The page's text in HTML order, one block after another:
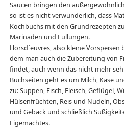
Saucen bringen den
so ist es nicht verwunderlich, dass
Kochbuchs mit den Grundrezepten
Marinaden und Füllungen.
Horsd`euvres, also kleine Vorspeisen
dem man auch die Zubereitung von
findet, auch wenn das nicht mehr
Buchseiten geht es um Milch, Käse
zu: Suppen, Fisch, Fleisch, Geflügel,
Hülsenfrüchten, Reis und Nudeln,
und Gebäck und schließlich
Eigemachtes.